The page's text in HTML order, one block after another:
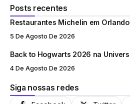
Posts recentes
Restaurantes Michelin em
5 De Agosto De 2026
Back to Hogwarts 2026 na
4 De Agosto De 2026
Siga nossas redes